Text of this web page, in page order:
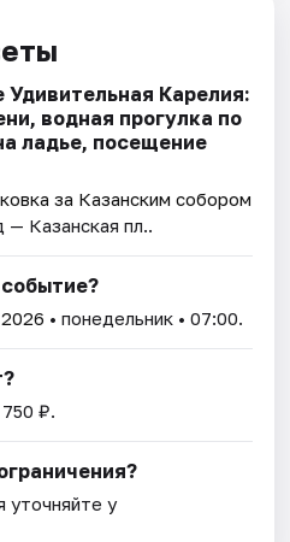
Удивительная Карелия:
водная прогулка по
ладье, посещение
за Казанским собором
— Казанская пл..
• понедельник • 07:00.
₽.
уточняйте у